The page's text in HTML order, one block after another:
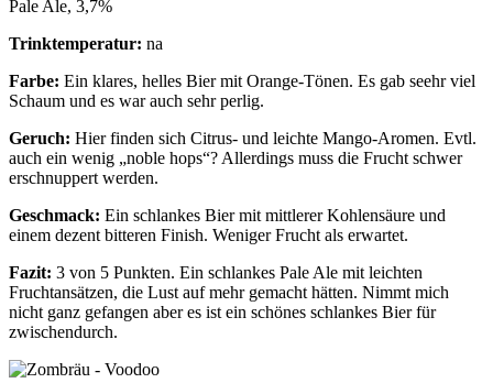
Pale Ale, 3,7%
Trinktemperatur: na
Farbe: Ein klares, helles Bier mit Orange-Tönen. Es gab seehr viel
Schaum und es war auch sehr perlig.
Geruch: Hier finden sich Citrus- und leichte Mango-Aromen. Evtl.
auch ein wenig „noble hops“? Allerdings muss die Frucht schwer
erschnuppert werden.
Geschmack: Ein schlankes Bier mit mittlerer Kohlensäure und
einem dezent bitteren Finish. Weniger Frucht als erwartet.
Fazit: 3 von 5 Punkten. Ein schlankes Pale Ale mit leichten
Fruchtansätzen, die Lust auf mehr gemacht hätten. Nimmt mich
nicht ganz gefangen aber es ist ein schönes schlankes Bier für
zwischendurch.